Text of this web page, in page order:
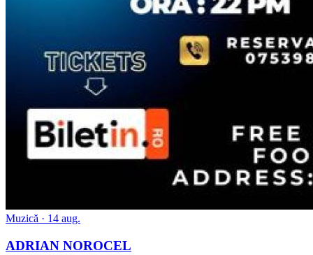
Muzică · 14 aug.
ADRIAN NOROCEL